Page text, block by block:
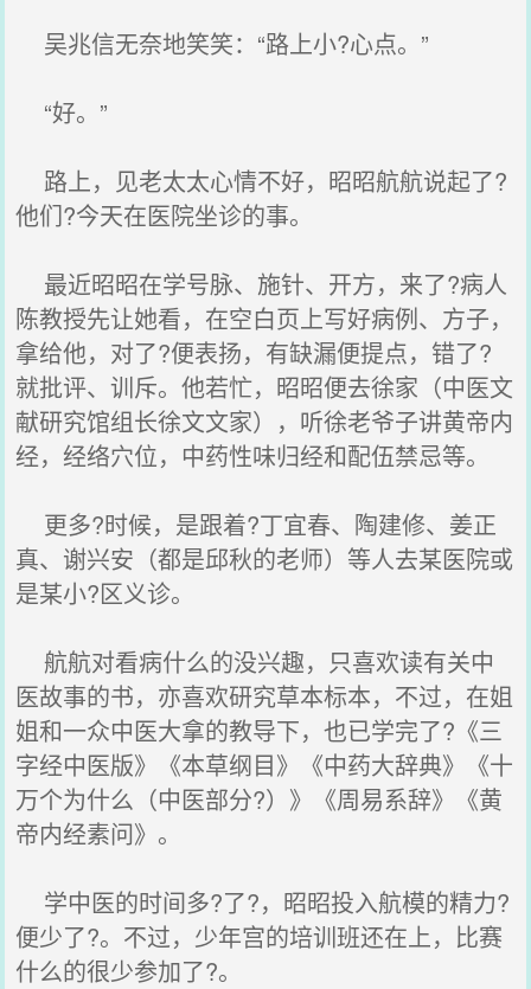
吴兆信无奈地笑笑：“路上小?心点。”
“好。”
路上，见老太太心情不好，昭昭航航说起了?
他们?今天在医院坐诊的事。
最近昭昭在学号脉、施针、开方，来了?病人
陈教授先让她看，在空白页上写好病例、方子，
拿给他，对了?便表扬，有缺漏便提点，错了?
就批评、训斥。他若忙，昭昭便去徐家（中医文
献研究馆组长徐文文家），听徐老爷子讲黄帝内
经，经络穴位，中药性味归经和配伍禁忌等。
更多?时候，是跟着?丁宜春、陶建修、姜正
真、谢兴安（都是邱秋的老师）等人去某医院或
是某小?区义诊。
航航对看病什么的没兴趣，只喜欢读有关中
医故事的书，亦喜欢研究草本标本，不过，在姐
姐和一众中医大拿的教导下，也已学完了?《三
字经中医版》《本草纲目》《中药大辞典》《十
万个为什么（中医部分?）》《周易系辞》《黄
帝内经素问》。
学中医的时间多?了?，昭昭投入航模的精力?
便少了?。不过，少年宫的培训班还在上，比赛
什么的很少参加了?。